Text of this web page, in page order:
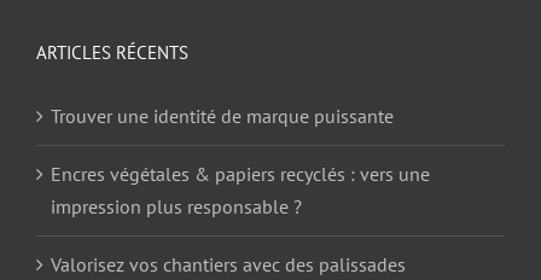
ARTICLES RÉCENTS
Trouver une identité de marque puissante
Encres végétales & papiers recyclés : vers une
impression plus responsable ?
Valorisez vos chantiers avec des palissades